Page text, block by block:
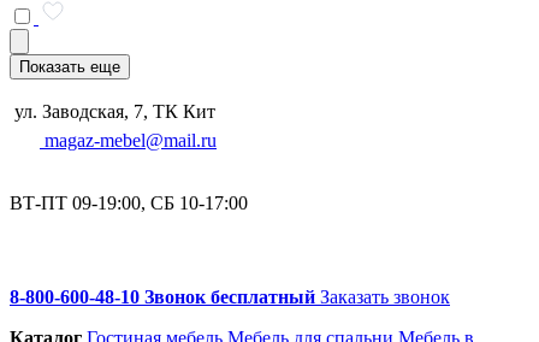
Показать еще
ул. Заводская, 7, ТК Кит
magaz-mebel@mail.ru
ВТ-ПТ 09-19:00, СБ 10-17:00
8-800-600-48-10 Звонок бесплатный Заказать звонок
Каталог Гостиная мебель Мебель для спальни Мебель в